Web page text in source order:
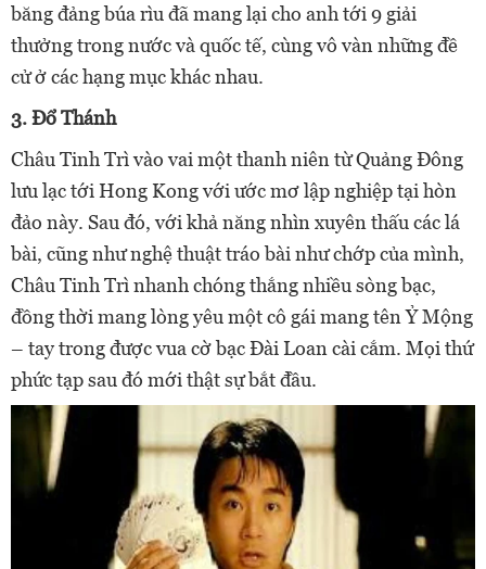
băng đảng búa rìu đã mang lại cho anh tới 9 giải
thưởng trong nước và quốc tế, cùng vô vàn những đề
cử ở các hạng mục khác nhau.
3. Đổ Thánh
Châu Tinh Trì vào vai một thanh niên từ Quảng Đông
lưu lạc tới Hong Kong với ước mơ lập nghiệp tại hòn
đảo này. Sau đó, với khả năng nhìn xuyên thấu các lá
bài, cũng như nghệ thuật tráo bài như chớp của mình,
Châu Tinh Trì nhanh chóng thắng nhiều sòng bạc,
đồng thời mang lòng yêu một cô gái mang tên Ỷ Mộng
– tay trong được vua cờ bạc Đài Loan cài cắm. Mọi thứ
phức tạp sau đó mới thật sự bắt đầu.